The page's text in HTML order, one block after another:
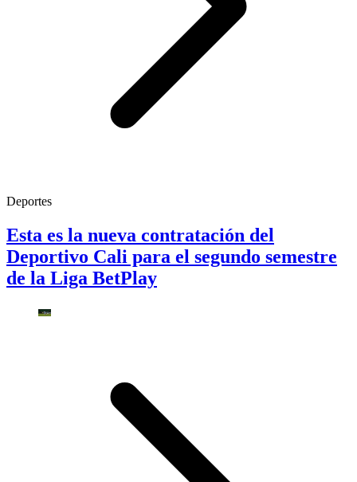
Deportes
Esta es la nueva contratación del
Deportivo Cali para el segundo semestre
de la Liga BetPlay